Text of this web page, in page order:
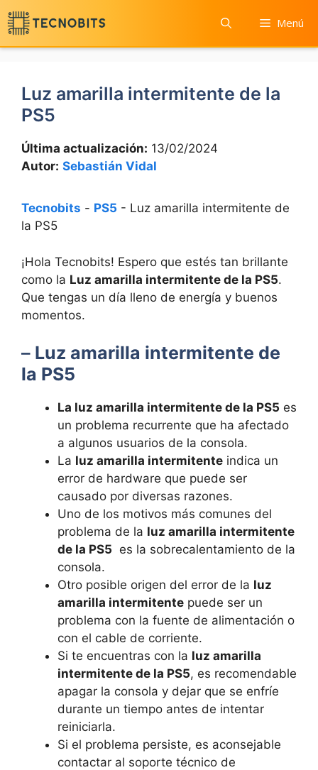
Saltar
al
contenido
Menú
Luz amarilla intermitente de la
PS5
Última actualización: 13/02/2024
Autor: Sebastián Vidal
Tecnobits - PS5 - Luz amarilla intermitente de
la PS5
¡Hola Tecnobits! Espero que​ estés tan brillante
como la Luz amarilla intermitente ⁤de⁤ la PS5.
Que tengas un​ día lleno de energía y ⁤buenos
⁢momentos.
– Luz amarilla ​intermitente de
la PS5
La luz amarilla ​intermitente de la PS5 es
un problema recurrente ⁢que ha afectado
a ⁢algunos ‍usuarios ‍de la⁤ consola.
La luz amarilla intermitente indica un
error de hardware que puede ser‍
causado por⁢ diversas⁤ razones.
Uno de los⁣ motivos más⁢ comunes ⁢del⁢
problema de la luz amarilla intermitente
de la PS5 ⁤ es⁢ la sobrecalentamiento ​de la
consola.
Otro ⁤posible origen del⁣ error de la⁤ luz
amarilla intermitente puede ser un
problema con la fuente de⁤ alimentación o
con ⁣el cable de corriente.
Si‌ te encuentras con la⁣ luz amarilla
intermitente de la PS5, es recomendable
​apagar la consola y dejar que se enfríe
durante un tiempo ⁣antes de ‌intentar
reiniciarla.
Si el problema ‍persiste, es aconsejable
contactar al soporte técnico de